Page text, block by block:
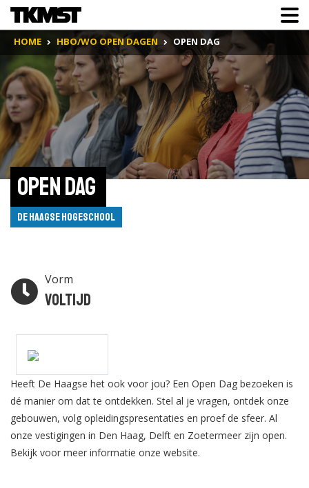
HOME HBO/WO OPEN DAGEN OPEN DAG
Open Dag
De Haagse Hogeschool
Vorm
Voltijd
Heeft De Haagse het ook voor jou? Een Open Dag bezoeken is
dé manier om dat te ontdekken. Stel al je vragen, ontdek onze
gebouwen, volg opleidingspresentaties en proef de sfeer. Al
onze vestigingen in Den Haag, Delft en Zoetermeer zijn open.
Bekijk voor meer informatie onze website.